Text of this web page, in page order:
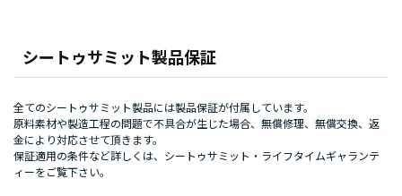
シートゥサミット製品保証
全てのシートゥサミット製品には製品保証が付属しています。
原料素材や製造工程の問題で不具合が生じた場合、無償修理、無償交換、返
金により対応させて頂きます。
保証適用の条件など詳しくは、 シートゥサミット・ライフタイムギャランテ
ィーをご覧下さい。